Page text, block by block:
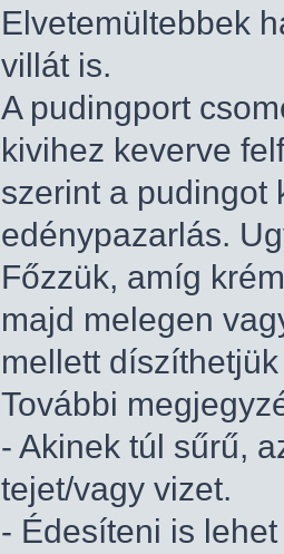
Elvetemültebbek
villát is.
A pudingport
kivihez keverve
szerint a pudingot
edénypazarlás.
Főzzük, amíg
majd melegen
mellett
További
- Akinek túl sűrű,
tejet/vagy vizet.
- Édesíteni is